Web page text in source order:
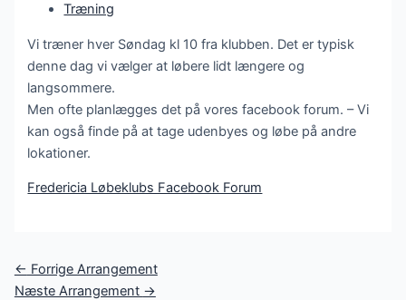
Træning
Vi træner hver Søndag kl 10 fra klubben. Det er typisk
denne dag vi vælger at løbere lidt længere og
langsommere.
Men ofte planlægges det på vores facebook forum. – Vi
kan også finde på at tage udenbyes og løbe på andre
lokationer.
Fredericia Løbeklubs Facebook Forum
Post
navigation
← Forrige Arrangement
Næste Arrangement →